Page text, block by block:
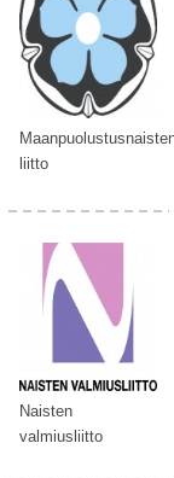
liitto
Naisten
valmiusliitto